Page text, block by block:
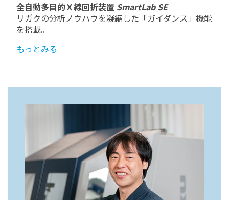
全自動多目的Ｘ線回折装置 SmartLab SE
リガクの分析ノウハウを凝縮した「ガイダンス」機能
を搭載。
もっとみる